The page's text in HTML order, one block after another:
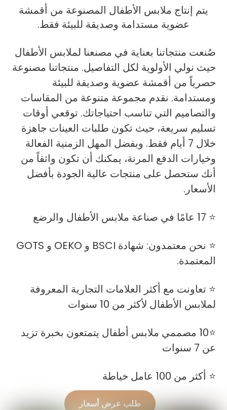
يتم إنتاج ملابس الأطفال المصنوعة من أقمشة
عضوية مستدامة وصديقة للبيئة فقط.
صُنعت منتجاتنا بعناية في مصنعنا لملابس الأطفال
حيث نولي الأولوية لكل التفاصيل. منتجاتنا مصنوعة
حصرياً من أقمشة عضوية وصديقة للبيئة
ومستدامة. نقدم مجموعة متنوعة من المقاسات
والتصاميم التي تناسب احتياجاتك. توقعي أوقات
تسليم سريعة، حيث تكون طلبات العينات جاهزة
خلال 7 أيام فقط. وبفضل المهل الزمنية الفعالة
وخيارات الدفع المرنة، يمكنك أن تكون واثقاً من
أنك ستحصل على منتجات عالية الجودة بأفضل
الأسعار.
⭐ 17 عامًا في صناعة ملابس الأطفال والرضع
⭐ نحن معتمدون: شهادة BSCI و OEKO و GOTS
المعتمدة.
⭐ تعاونت مع أكثر العلامات التجارية المعروفة
لملابس الأطفال لأكثر من 10 سنوات
⭐10 مصممي ملابس أطفال يتمتعون بخبرة تزيد
عن 7 سنوات
⭐ أكثر من 100 عامل خياطة
طلب عرض أسعار